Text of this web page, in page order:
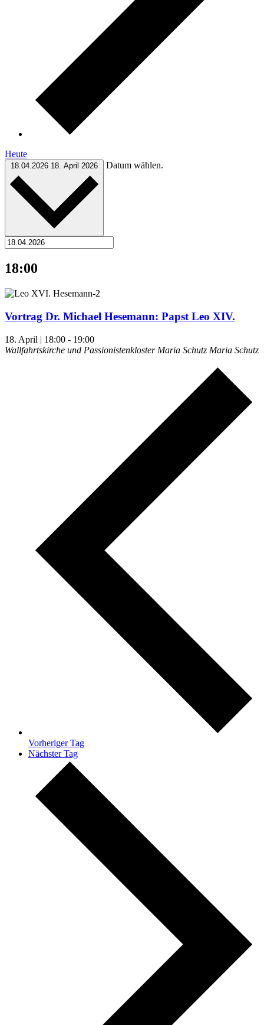
Heute
18.04.2026 18. April 2026 Datum wählen.
18:00
Vortrag Dr. Michael Hesemann: Papst Leo XIV.
18. April | 18:00 - 19:00
Wallfahrtskirche und Passionistenkloster Maria Schutz Maria Schutz
Vorheriger Tag
Nächster Tag